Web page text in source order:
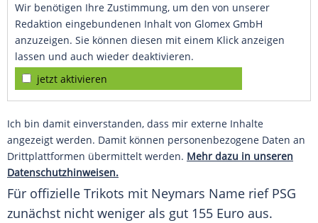
Wir benötigen Ihre Zustimmung, um den von unserer
Redaktion eingebundenen Inhalt von Glomex GmbH
anzuzeigen. Sie können diesen mit einem Klick anzeigen
lassen und auch wieder deaktivieren.
jetzt aktivieren
Ich bin damit einverstanden, dass mir externe Inhalte
angezeigt werden. Damit können personenbezogene Daten an
Drittplattformen übermittelt werden. Mehr dazu in unseren
Datenschutzhinweisen.
Für offizielle Trikots mit Neymars Name rief PSG
zunächst nicht weniger als gut 155 Euro aus.